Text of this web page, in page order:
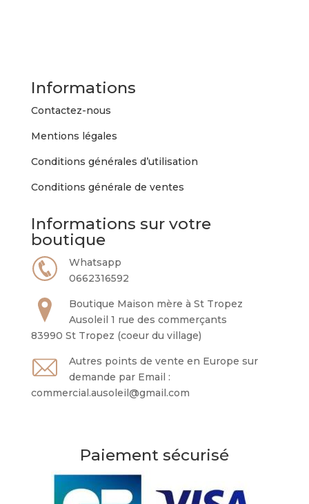
Informations
Contactez-nous
Mentions légales
Conditions générales d’utilisation
Conditions générale de ventes
Informations sur votre
boutique
Whatsapp
0662316592
Boutique Maison mère à St Tropez
Ausoleil 1 rue des commerçants
83990 St Tropez (coeur du village)
Autres points de vente en Europe sur
demande par Email :
commercial.ausoleil@gmail.com
Paiement sécurisé